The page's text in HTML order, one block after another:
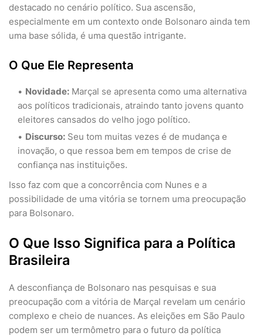
destacado no cenário político. Sua ascensão,
especialmente em um contexto onde Bolsonaro ainda tem
uma base sólida, é uma questão intrigante.
O Que Ele Representa
Novidade: Marçal se apresenta como uma alternativa
aos políticos tradicionais, atraindo tanto jovens quanto
eleitores cansados do velho jogo político.
Discurso: Seu tom muitas vezes é de mudança e
inovação, o que ressoa bem em tempos de crise de
confiança nas instituições.
Isso faz com que a concorrência com Nunes e a
possibilidade de uma vitória se tornem uma preocupação
para Bolsonaro.
O Que Isso Significa para a Política
Brasileira
A desconfiança de Bolsonaro nas pesquisas e sua
preocupação com a vitória de Marçal revelam um cenário
complexo e cheio de nuances. As eleições em São Paulo
podem ser um termômetro para o futuro da política